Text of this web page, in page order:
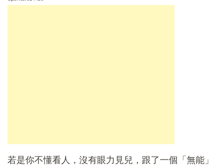
若是你不懂看人，沒有眼力見兒，跟了一個「無能」